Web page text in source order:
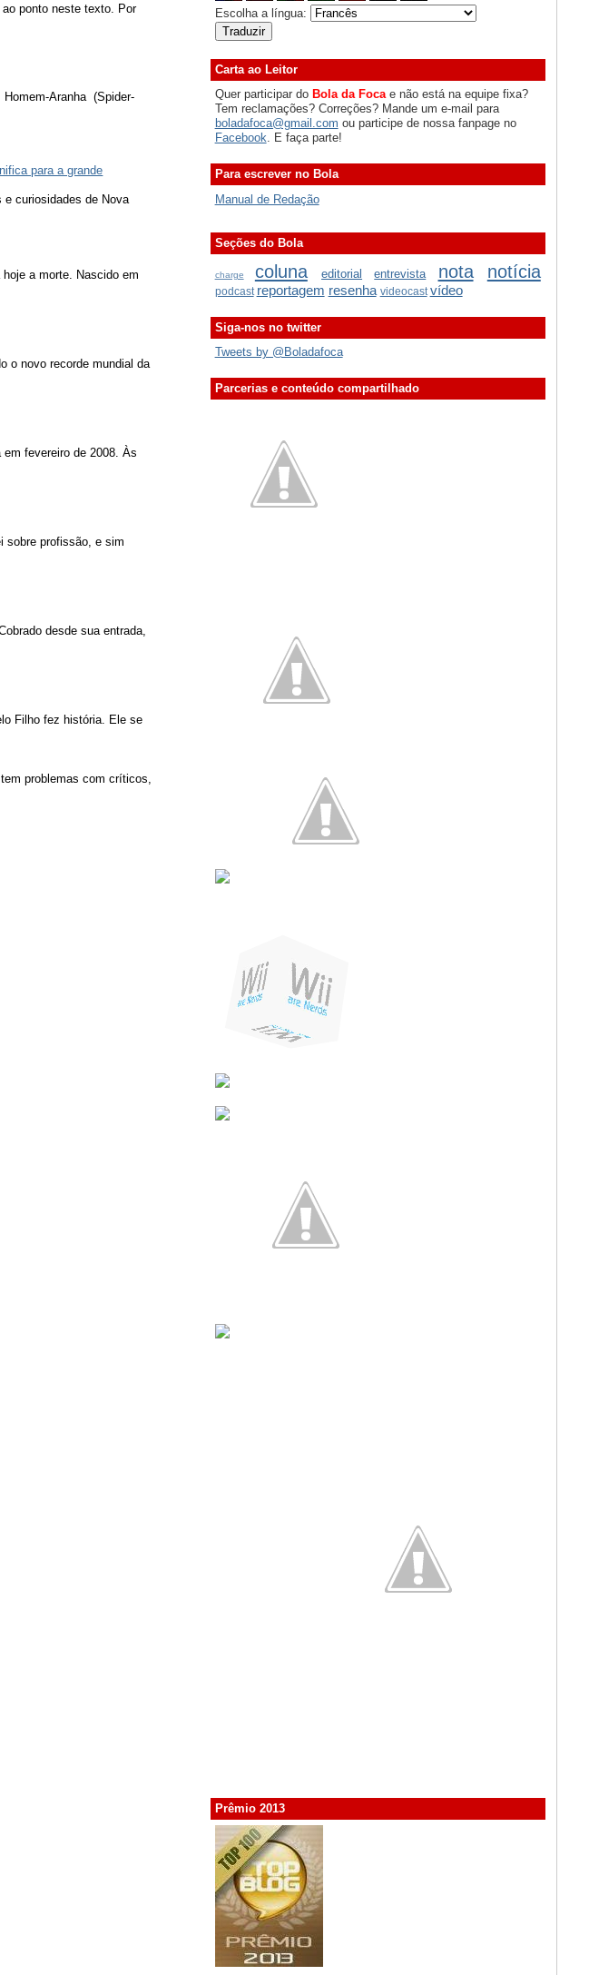
ponto neste texto. Por
Homem-Aranha (Spider-
para a grande
curiosidades de Nova
a morte. Nascido em
o novo recorde mundial da
fevereiro de 2008. Às
sobre profissão, e sim
desde sua entrada,
Filho fez história. Ele se
problemas com críticos,
Escolha a língua:
Carta ao Leitor
Quer participar do Bola da Focae não está na equipe fixa?
Tem reclamações? Correções? Mande um e-mail para
boladafoca@gmail.com ou participe de nossa fanpage no
Facebook . E faça parte!
Para escrever no Bola
Manual de Redação
Seções do Bola
charge coluna editorial entrevista nota notícia
podcast reportagem resenha videocast vídeo
Siga-nos no twitter
Tweets by @Boladafoca
Parcerias e conteúdo compartilhado
Prêmio 2013